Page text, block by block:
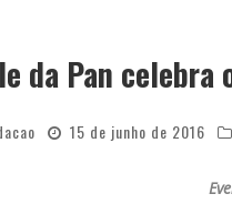
da Pan celebra
15 de junho de 2016